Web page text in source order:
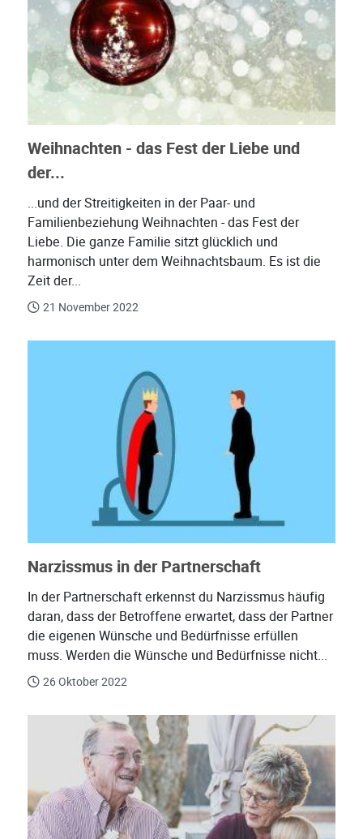
Weihnachten - das Fest der Liebe und
der...
...und der Streitigkeiten in der Paar- und
Familienbeziehung Weihnachten - das Fest der
Liebe. Die ganze Familie sitzt glücklich und
harmonisch unter dem Weihnachtsbaum. Es ist die
Zeit der...
21 November 2022
Narzissmus in der Partnerschaft
In der Partnerschaft erkennst du Narzissmus häufig
daran, dass der Betroffene erwartet, dass der Partner
die eigenen Wünsche und Bedürfnisse erfüllen
muss. Werden die Wünsche und Bedürfnisse nicht...
26 Oktober 2022